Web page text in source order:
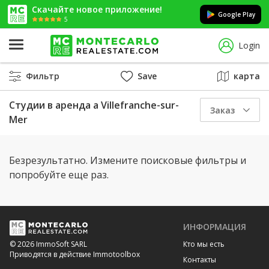
Скачайте новое приложение!
5
Google Play
Login
Фильтр Save карта
Студии в аренда a Villefranche-sur-
Mer
Заказ
Безрезультатно. Измените поисковые фильтры и
попробуйте еще раз.
© 2026 ImmoSoft SARL
Приводятся в действие Immotoolbox
ИНФОРМАЦИЯ
Кто мы есть
Контакты